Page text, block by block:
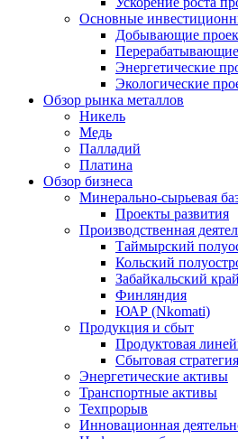
Основные
Добывающие
Энергетические
Экологические
Обзор рынка металлов
Никель
Медь
Палладий
Платина
Обзор бизнеса
Минерально-сырьевая
Проекты развития
Производственная
Таймырский
Кольский
Забайкальский край
Финляндия
ЮАР (Nkomati)
Продукция и сбыт
Продуктовая
Сбытовая стратегия
Энергетические активы
Транспортные активы
Техпрорыв
Инновационная